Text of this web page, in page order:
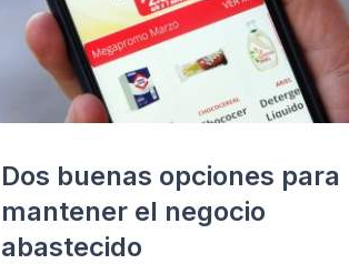
Dos buenas opciones para
mantener el negocio
abastecido